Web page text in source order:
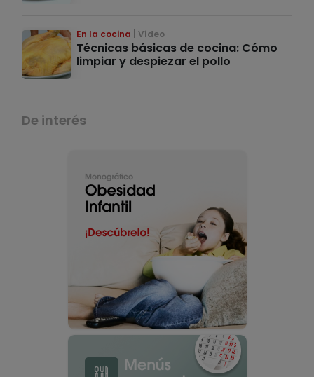
En la cocina Vídeo
Técnicas básicas de cocina: Cómo
limpiar y despiezar el pollo
De interés